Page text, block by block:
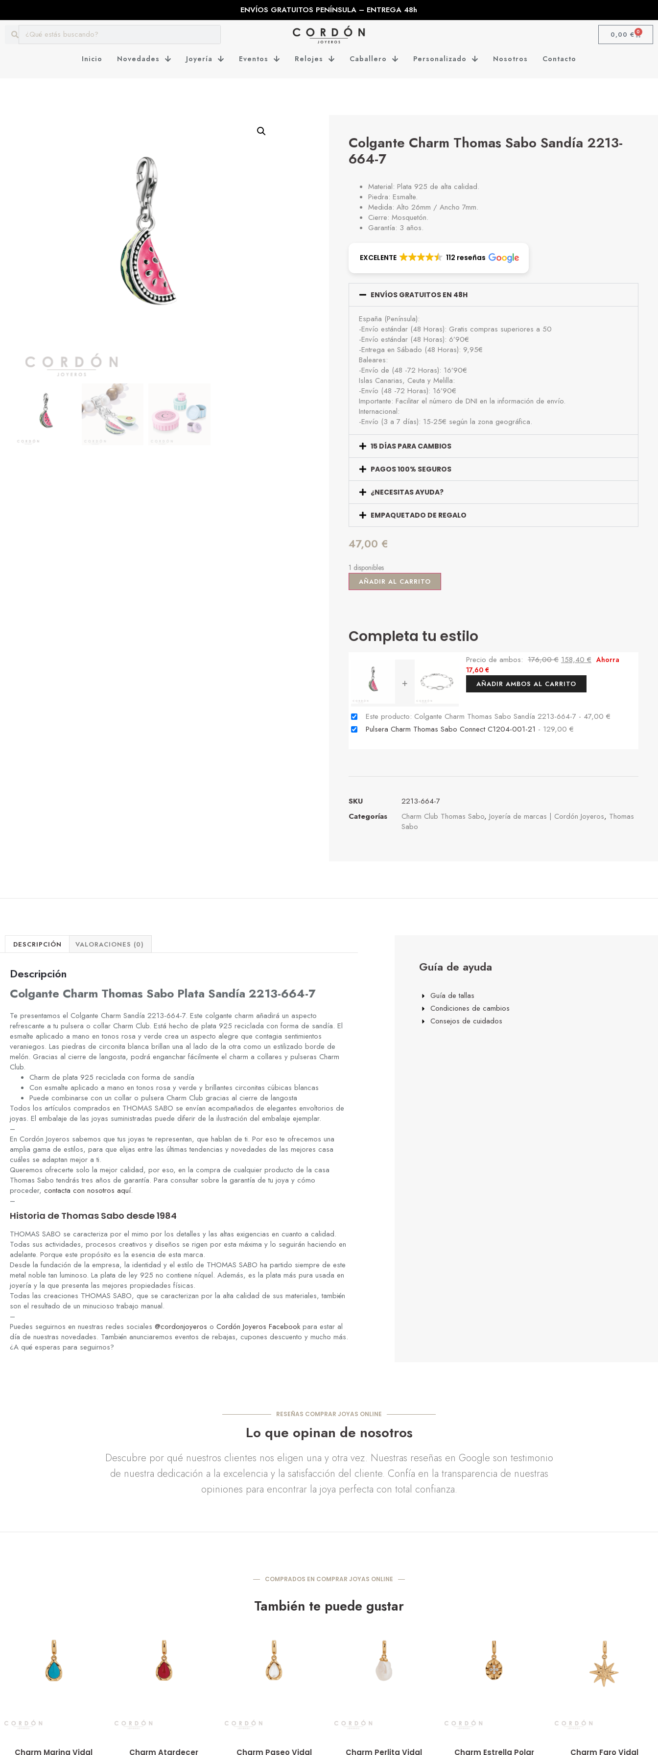
ENVÍOS GRATUITOS PENÍNSULA – ENTREGA 48h
0,00 € 0
Inicio Novedades Joyería Eventos Relojes Caballero Personalizado Nosotros Contacto
Colgante Charm Thomas Sabo Sandía 2213-
664-7
Material: Plata 925 de alta calidad.
Piedra: Esmalte.
Medida: Alto 26mm / Ancho 7mm.
Cierre: Mosquetón.
Garantía: 3 años.
EXCELENTE 112 reseñas
ENVÍOS GRATUITOS EN 48H
España (Península):
-Envío estándar (48 Horas): Gratis compras superiores a 50
-Envío estándar (48 Horas): 6’90€
-Entrega en Sábado (48 Horas): 9,95€
Baleares:
-Envío de (48 -72 Horas): 16’90€
Islas Canarias, Ceuta y Melilla:
-Envío (48 -72 Horas): 16’90€
Importante: Facilitar el número de DNI en la información de envío.
Internacional:
-Envío (3 a 7 días): 15-25€ según la zona geográfica.
15 DÍAS PARA CAMBIOS
PAGOS 100% SEGUROS
¿NECESITAS AYUDA?
EMPAQUETADO DE REGALO
47,00 €
1 disponibles
AÑADIR AL CARRITO
Completa tu estilo
+
Precio de ambos: 176,00€ 158,40 € Ahorra
17,60 €
AÑADIR AMBOS AL CARRITO
Este producto: Colgante Charm Thomas Sabo Sandía 2213-664-7 - 47,00 €
Pulsera Charm Thomas Sabo Connect C1204-001-21 - 129,00 €
SKU
2213-664-7
Categorías
Charm Club Thomas Sabo, Joyería de marcas | Cordón Joyeros, Thomas
Sabo
DESCRIPCIÓN VALORACIONES (0)
Descripción
Colgante Charm Thomas Sabo Plata Sandía 2213-664-7
Te presentamos el Colgante Charm Sandía 2213-664-7. Este colgante charm añadirá un aspecto
refrescante a tu pulsera o collar Charm Club. Está hecho de plata 925 reciclada con forma de sandía. El
esmalte aplicado a mano en tonos rosa y verde crea un aspecto alegre que contagia sentimientos
veraniegos. Las piedras de circonita blanca brillan una al lado de la otra como un estilizado borde de
melón. Gracias al cierre de langosta, podrá enganchar fácilmente el charm a collares y pulseras Charm
Club.
Charm de plata 925 reciclada con forma de sandía
Con esmalte aplicado a mano en tonos rosa y verde y brillantes circonitas cúbicas blancas
Puede combinarse con un collar o pulsera Charm Club gracias al cierre de langosta
Todos los artículos comprados en THOMAS SABO se envían acompañados de elegantes envoltorios de
joyas. El embalaje de las joyas suministradas puede diferir de la ilustración del embalaje ejemplar.
–
En Cordón Joyeros sabemos que tus joyas te representan, que hablan de ti. Por eso te ofrecemos una
amplia gama de estilos, para que elijas entre las últimas tendencias y novedades de las mejores casa
cuáles se adaptan mejor a ti.
Queremos ofrecerte solo la mejor calidad, por eso, en la compra de cualquier producto de la casa
Thomas Sabo tendrás tres años de garantía. Para consultar sobre la garantía de tu joya y cómo
proceder, contacta con nosotros aquí.
–
Historia de Thomas Sabo desde 1984
THOMAS SABO se caracteriza por el mimo por los detalles y las altas exigencias en cuanto a calidad.
Todas sus actividades, procesos creativos y diseños se rigen por esta máxima y lo seguirán haciendo en
adelante. Porque este propósito es la esencia de esta marca.
Desde la fundación de la empresa, la identidad y el estilo de THOMAS SABO ha partido siempre de este
metal noble tan luminoso. La plata de ley 925 no contiene níquel. Además, es la plata más pura usada en
joyería y la que presenta las mejores propiedades físicas.
Todas las creaciones THOMAS SABO, que se caracterizan por la alta calidad de sus materiales, también
son el resultado de un minucioso trabajo manual.
–
Puedes seguirnos en nuestras redes sociales @cordonjoyeros o Cordón Joyeros Facebook para estar al
día de nuestras novedades. También anunciaremos eventos de rebajas, cupones descuento y mucho más.
¿A qué esperas para seguirnos?
Guía de ayuda
Guía de tallas
Condiciones de cambios
Consejos de cuidados
RESEÑAS COMPRAR JOYAS ONLINE
Lo que opinan de nosotros
Descubre por qué nuestros clientes nos eligen una y otra vez. Nuestras reseñas en Google son testimonio
de nuestra dedicación a la excelencia y la satisfacción del cliente. Confía en la transparencia de nuestras
opiniones para encontrar la joya perfecta con total confianza.
COMPRADOS EN COMPRAR JOYAS ONLINE
También te puede gustar
Charm Marina Vidal Charm Atardecer Charm Paseo Vidal Charm Perlita Vidal Charm Estrella Polar Charm Faro Vidal